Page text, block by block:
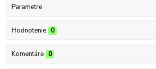
Parametre
Hodnotenie 0
Komentáre 0